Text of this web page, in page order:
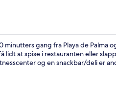
gang fra Playa de Palma
at spise i restauranten eller
og en snackbar/deli er